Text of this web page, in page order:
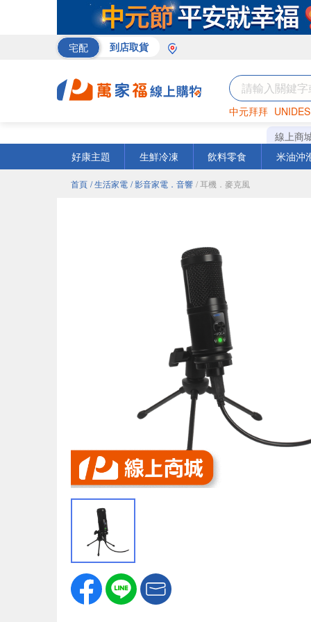
宅配 到店取貨
中元拜拜
罐頭 海苔
線上商
好康主題
生鮮冷凍 飲料零食 米油沖
首頁 / 生活家電 / 影音家電．音響 / 耳機．麥克風